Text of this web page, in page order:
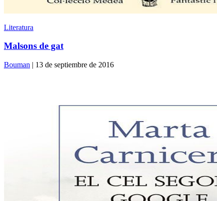
Literatura
Malsons de gat
Bouman | 13 de septiembre de 2016